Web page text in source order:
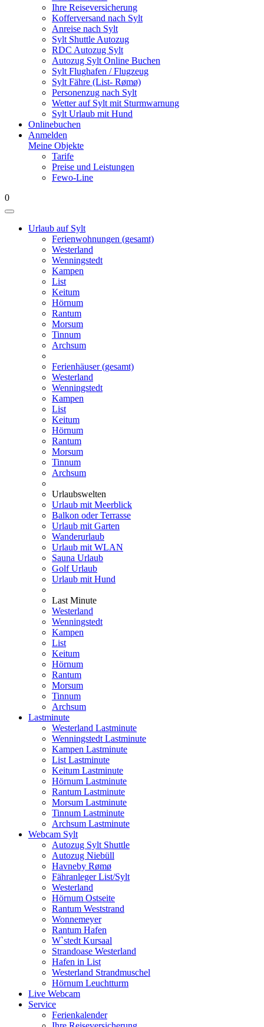
Ihre Reiseversicherung
Kofferversand nach Sylt
Anreise nach Sylt
Sylt Shuttle Autozug
RDC Autozug Sylt
Autozug Sylt Online Buchen
Sylt Flughafen / Flugzeug
Sylt Fähre (List- Rømø)
Personenzug nach Sylt
Wetter auf Sylt mit Sturmwarnung
Sylt Urlaub mit Hund
Onlinebuchen
Anmelden
Meine Objekte
Tarife
Preise und Leistungen
Fewo-Line
0
Urlaub auf Sylt
Ferienwohnungen (gesamt)
Westerland
Wenningstedt
Kampen
List
Keitum
Hörnum
Rantum
Morsum
Tinnum
Archsum
Ferienhäuser (gesamt)
Westerland
Wenningstedt
Kampen
List
Keitum
Hörnum
Rantum
Morsum
Tinnum
Archsum
Urlaubswelten
Urlaub mit Meerblick
Balkon oder Terrasse
Urlaub mit Garten
Wanderurlaub
Urlaub mit WLAN
Sauna Urlaub
Golf Urlaub
Urlaub mit Hund
Last Minute
Westerland
Wenningstedt
Kampen
List
Keitum
Hörnum
Rantum
Morsum
Tinnum
Archsum
Lastminute
Westerland Lastminute
Wenningstedt Lastminute
Kampen Lastminute
List Lastminute
Keitum Lastminute
Hörnum Lastminute
Rantum Lastminute
Morsum Lastminute
Tinnum Lastminute
Archsum Lastminute
Webcam Sylt
Autozug Sylt Shuttle
Autozug Niebüll
Havneby Rømø
Fähranleger List/Sylt
Westerland
Hörnum Ostseite
Rantum Weststrand
Wonnemeyer
Rantum Hafen
W`stedt Kursaal
Strandoase Westerland
Hafen in List
Westerland Strandmuschel
Hörnum Leuchtturm
Live Webcam
Service
Ferienkalender